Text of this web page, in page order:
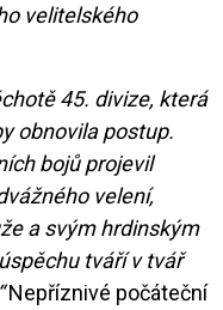
velitelského
45. divize, která
obnovila postup.
bojů projevil
velení,
a svým hrdinským
tváří v tvář
Nepříznivé počáteční